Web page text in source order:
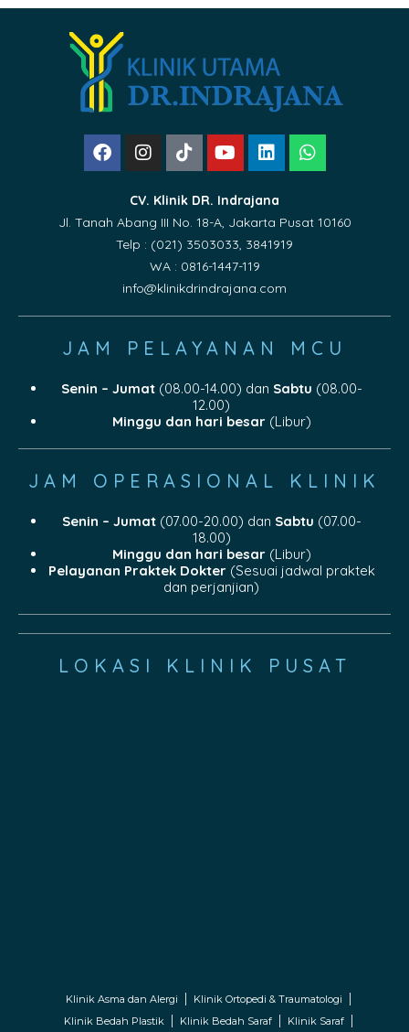
CV. Klinik DR. Indrajana
Jl. Tanah Abang III No. 18-A, Jakarta Pusat 10160
Telp : (021) 3503033, 3841919
WA : 0816-1447-119
info@klinikdrindrajana.com
JAM PELAYANAN MCU
Senin – Jumat(08.00-14.00) dan Sabtu (08.00-
12.00)
Minggu dan hari besar(Libur)
JAM OPERASIONAL KLINIK
Senin – Jumat(07.00-20.00) dan Sabtu (07.00-
18.00)
Minggu dan hari besar(Libur)
Pelayanan Praktek Dokter(Sesuai jadwal praktek
dan perjanjian)
LOKASI KLINIK PUSAT
Klinik Asma dan Alergi
Klinik Ortopedi & Traumatologi
Klinik Bedah Plastik
Klinik Bedah Saraf Klinik Saraf